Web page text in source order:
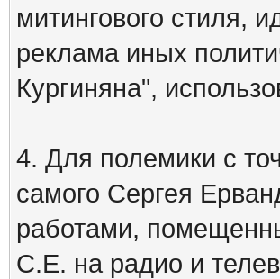
митингового стиля,
реклама иных
Кургиняна",
4. Для полемики с
самого Сергея
работами,
С.Е. на радио и